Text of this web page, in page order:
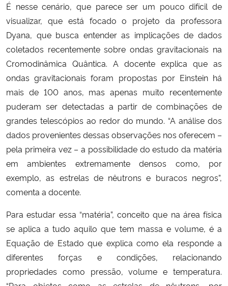
É nesse cenário, que parece ser um pouco difícil de
visualizar, que está focado o projeto da professora
Dyana, que busca entender as implicações de dados
coletados recentemente sobre ondas gravitacionais na
Cromodinâmica Quântica. A docente explica que as
ondas gravitacionais foram propostas por Einstein há
mais de 100 anos, mas apenas muito recentemente
puderam ser detectadas a partir de combinações de
grandes telescópios ao redor do mundo. “A análise dos
dados provenientes dessas observações nos oferecem –
pela primeira vez – a possibilidade do estudo da matéria
em ambientes extremamente densos como, por
exemplo, as estrelas de nêutrons e buracos negros”,
comenta a docente.
Para estudar essa “matéria”, conceito que na área física
se aplica a tudo aquilo que tem massa e volume, é a
Equação de Estado que explica como ela responde a
diferentes forças e condições, relacionando
propriedades como pressão, volume e temperatura.